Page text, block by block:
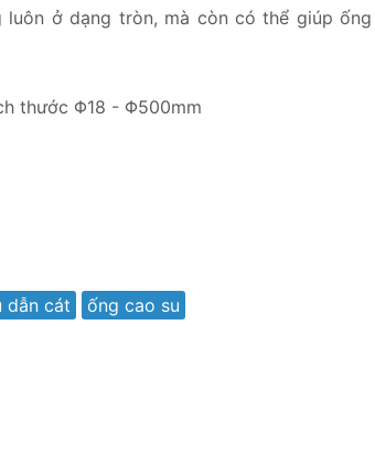
ở dạng tròn, mà còn có thể giúp
thước Φ18 - Φ500mm
dẫn cát ống cao su